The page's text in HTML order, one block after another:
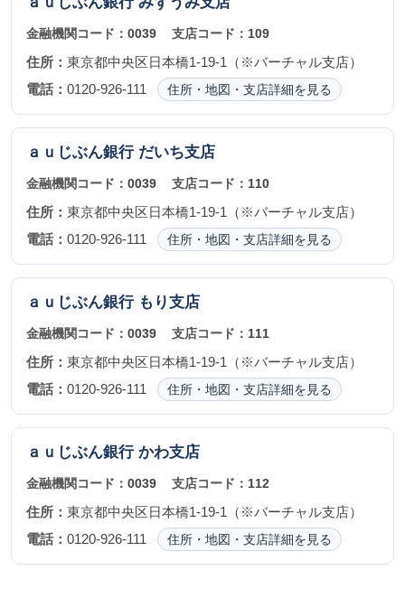
金融機関コード： 0039 支店コード： 109
住所： 東京都中央区日本橋1-19-1（※バーチャル支店）
電話： 0120-926-111 住所・地図・支店詳細を見る
ａｕじぶん銀行 だいち支店
金融機関コード： 0039 支店コード： 110
住所： 東京都中央区日本橋1-19-1（※バーチャル支店）
電話： 0120-926-111 住所・地図・支店詳細を見る
ａｕじぶん銀行 もり支店
金融機関コード： 0039 支店コード： 111
住所： 東京都中央区日本橋1-19-1（※バーチャル支店）
電話： 0120-926-111 住所・地図・支店詳細を見る
ａｕじぶん銀行 かわ支店
金融機関コード： 0039 支店コード： 112
住所： 東京都中央区日本橋1-19-1（※バーチャル支店）
電話： 0120-926-111 住所・地図・支店詳細を見る